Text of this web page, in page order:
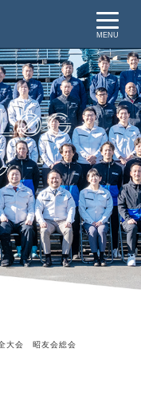
MENU
大会 昭友会総会